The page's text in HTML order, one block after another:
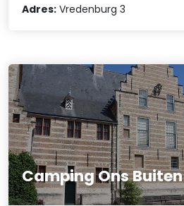
Adres: Vredenburg 3
Camping Ons Buiten